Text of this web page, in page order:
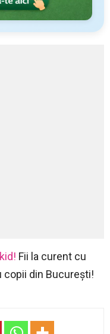
Fii la curent cu
din București!